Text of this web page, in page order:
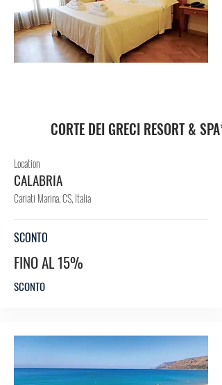
CORTE DEI GRECI RESORT &
Location
CALABRIA
Cariati Marina, CS, Italia
SCONTO
FINO AL 15%
SCONTO